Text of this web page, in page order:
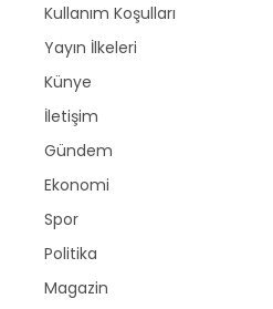
Kullanım Koşulları
Yayın İlkeleri
Künye
İletişim
Gündem
Ekonomi
Spor
Politika
Magazin